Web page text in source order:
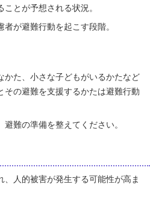
とが予想される状況。
が避難行動を起こす段階。
かた、小さな子どもがいるかたなど
その避難を支援するかたは避難行動
難の準備を整えてください。
、人的被害が発生する可能性が高ま